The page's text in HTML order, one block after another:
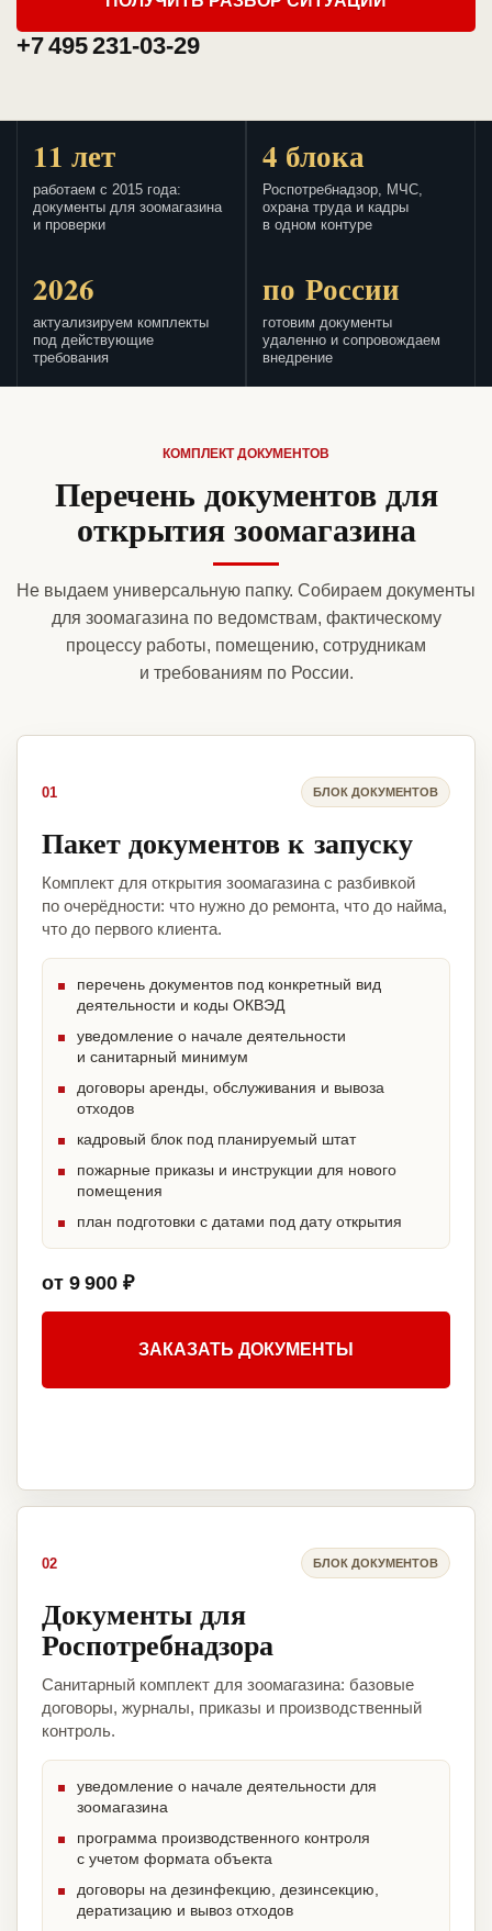
+7 495 231-03-29
11 лет
работаем с 2015 года:
документы для зоомагазина
и проверки
4 блока
Роспотребнадзор, МЧС,
охрана труда и кадры
в одном контуре
2026
актуализируем комплекты
под действующие
требования
по России
готовим документы
удаленно и сопровождаем
внедрение
КОМПЛЕКТ ДОКУМЕНТОВ
Перечень документов для
открытия зоомагазина
Не выдаем универсальную папку. Собираем документы
для зоомагазина по ведомствам, фактическому
процессу работы, помещению, сотрудникам
и требованиям по России.
01 БЛОК ДОКУМЕНТОВ
Пакет документов к запуску
Комплект для открытия зоомагазина с разбивкой
по очерёдности: что нужно до ремонта, что до найма,
что до первого клиента.
перечень документов под конкретный вид
деятельности и коды ОКВЭД
уведомление о начале деятельности
и санитарный минимум
договоры аренды, обслуживания и вывоза
отходов
кадровый блок под планируемый штат
пожарные приказы и инструкции для нового
помещения
план подготовки с датами под дату открытия
от 9 900 ₽
ЗАКАЗАТЬ ДОКУМЕНТЫ
02 БЛОК ДОКУМЕНТОВ
Документы для
Роспотребнадзора
Санитарный комплект для зоомагазина: базовые
договоры, журналы, приказы и производственный
контроль.
уведомление о начале деятельности для
зоомагазина
программа производственного контроля
с учетом формата объекта
договоры на дезинфекцию, дезинсекцию,
дератизацию и вывоз отходов